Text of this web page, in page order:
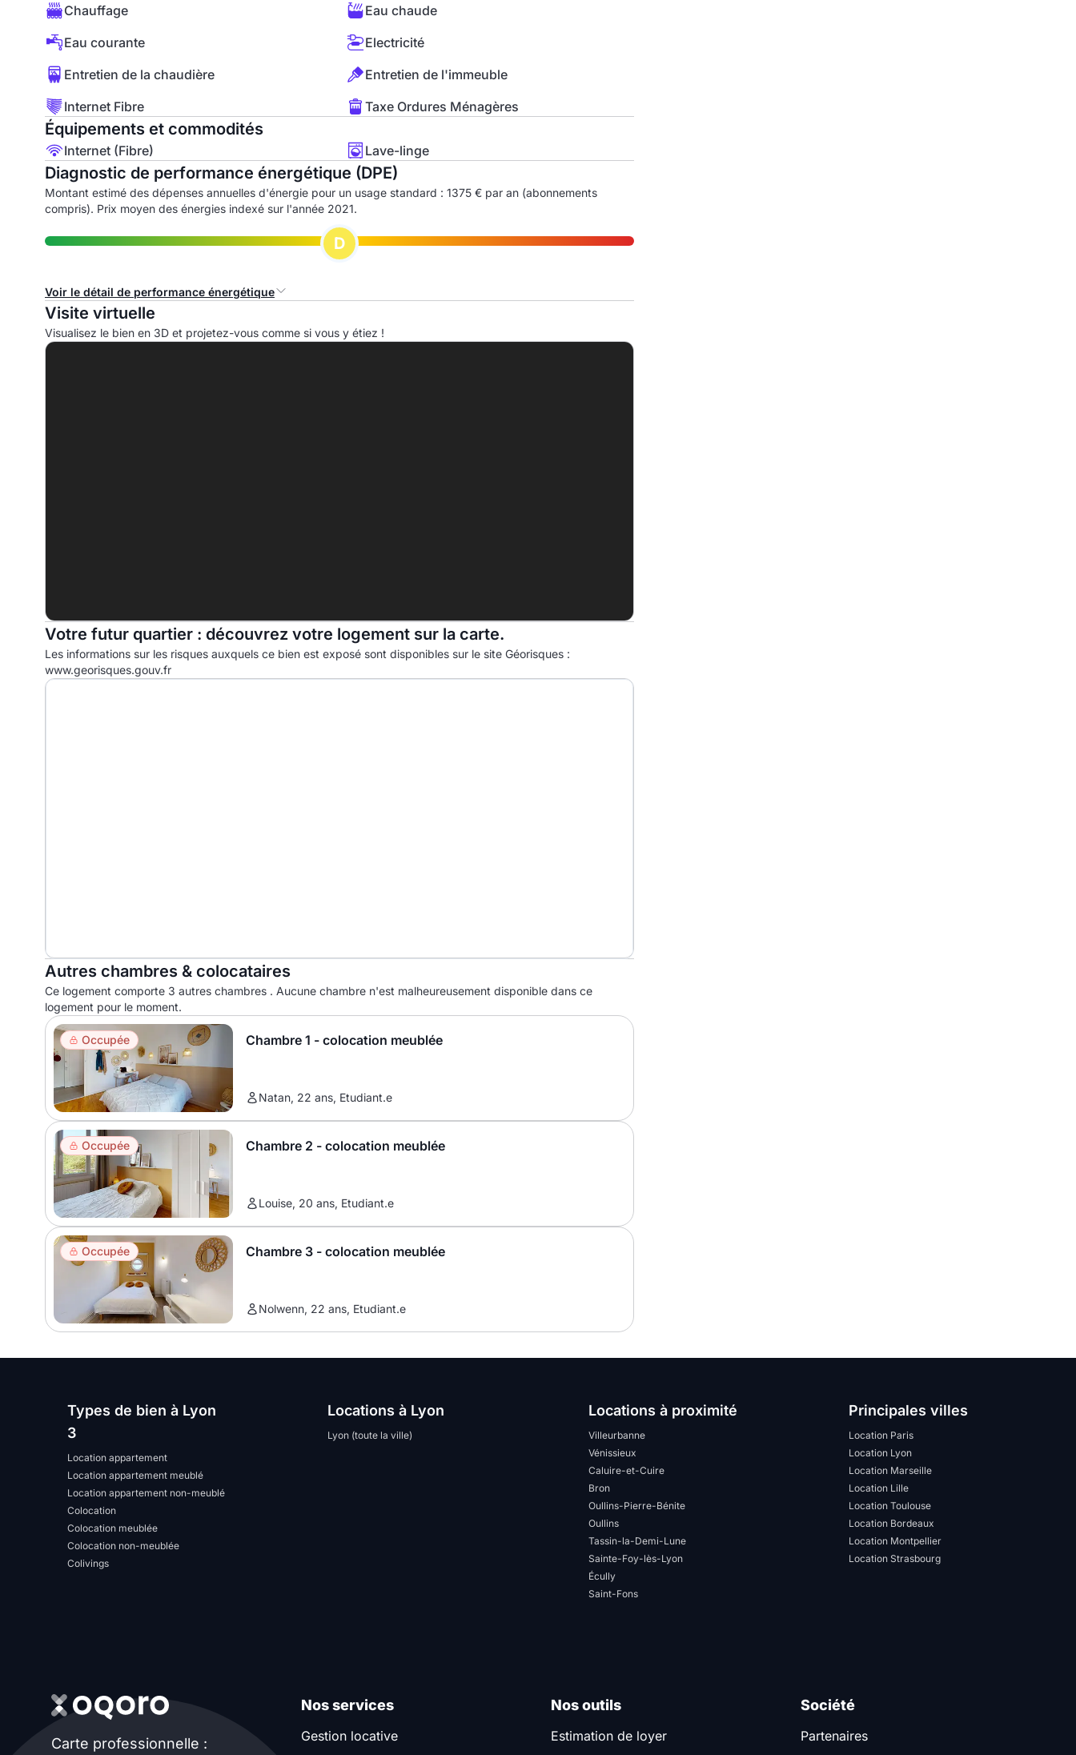
Chauffage
Eau chaude
Eau courante
Electricité
Entretien de la chaudière
Entretien de l'immeuble
Internet Fibre
Taxe Ordures Ménagères
Équipements et commodités
Internet (Fibre) Lave-linge
Diagnostic de performance énergétique (DPE)
Montant estimé des dépenses annuelles d'énergie pour un usage standard : 1375 € par an (abonnements
compris). Prix moyen des énergies indexé sur l'année 2021.
D
Voir le détail de performance énergétique
Consommation d'énergie primaire (CEP) Indice d'émission de gaz à effet de serre (EGES)
Visite virtuelle
Visualisez le bien en 3D et projetez-vous comme si vous y étiez !
Votre futur quartier : découvrez votre logement sur la carte.
Les informations sur les risques auxquels ce bien est exposé sont disponibles sur le site Géorisques :
www.georisques.gouv.fr
Autres chambres & colocataires
Ce logement comporte 3 autres chambres . Aucune chambre n'est malheureusement disponible dans ce
logement pour le moment.
Occupée Chambre 1 - colocation meublée
Natan, 22 ans, Etudiant.e
Occupée Chambre 2 - colocation meublée
Louise, 20 ans, Etudiant.e
Occupée Chambre 3 - colocation meublée
Nolwenn, 22 ans, Etudiant.e
Types de bien à Lyon
3
Location appartement
Location appartement meublé
Location appartement non-meublé
Colocation
Colocation meublée
Colocation non-meublée
Colivings
Locations à Lyon
Lyon (toute la ville)
Locations à proximité
Villeurbanne
Vénissieux
Caluire-et-Cuire
Bron
Oullins-Pierre-Bénite
Oullins
Tassin-la-Demi-Lune
Sainte-Foy-lès-Lyon
Écully
Saint-Fons
Principales villes
Location Paris
Location Lyon
Location Marseille
Location Lille
Location Toulouse
Location Bordeaux
Location Montpellier
Location Strasbourg
Carte professionnelle :
Nos services
Gestion locative
Nos outils
Estimation de loyer
Société
Partenaires